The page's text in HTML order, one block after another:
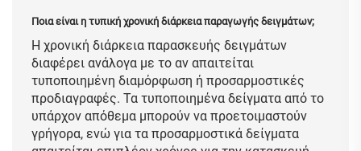
Ποια είναι η τυπική χρονική διάρκεια παραγωγής δειγμάτων;
Η χρονική διάρκεια παρασκευής δειγμάτων
διαφέρει ανάλογα με το αν απαιτείται
τυποποιημένη διαμόρφωση ή προσαρμοστικές
προδιαγραφές. Τα τυποποιημένα δείγματα από το
υπάρχον απόθεμα μπορούν να προετοιμαστούν
γρήγορα, ενώ για τα προσαρμοστικά δείγματα